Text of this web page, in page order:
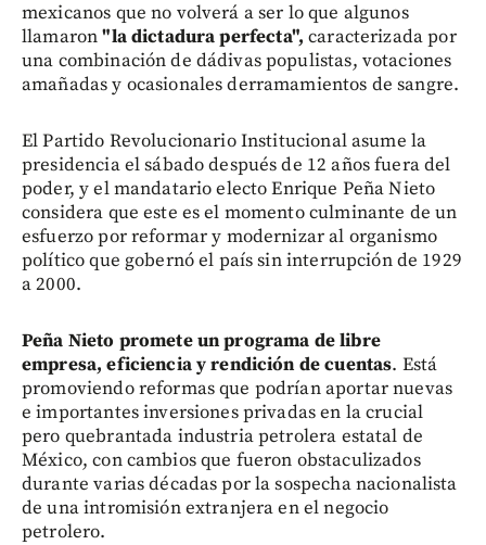
mexicanos que no volverá a ser lo que algunos
llamaron"la dictadura perfecta", caracterizada por
una combinación de dádivas populistas, votaciones
amañadas y ocasionales derramamientos de sangre.
El Partido Revolucionario Institucional asume la
presidencia el sábado después de 12 años fuera del
poder, y el mandatario electo Enrique Peña Nieto
considera que este es el momento culminante de un
esfuerzo por reformar y modernizar al organismo
político que gobernó el país sin interrupción de 1929
a 2000.
Peña Nieto promete un programa de libre
empresa, eficiencia y rendición de cuentas. Está
promoviendo reformas que podrían aportar nuevas
e importantes inversiones privadas en la crucial
pero quebrantada industria petrolera estatal de
México, con cambios que fueron obstaculizados
durante varias décadas por la sospecha nacionalista
de una intromisión extranjera en el negocio
petrolero.